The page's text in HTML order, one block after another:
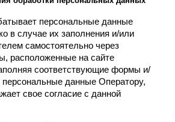
персональные данные
в случае их заполнения и/или
самостоятельно через
расположенные на сайте
соответствующие формы и/
персональные данные Оператору,
свое согласие с данной